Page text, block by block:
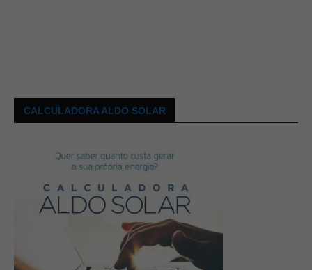
CALCULADORA ALDO SOLAR